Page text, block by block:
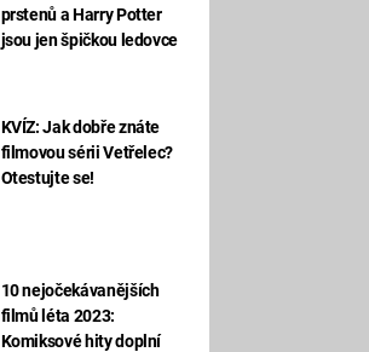
prstenů a Harry Potter
jsou jen špičkou ledovce
KVÍZ: Jak dobře znáte
filmovou sérii Vetřelec?
Otestujte se!
10 nejočekávanějších
filmů léta 2023:
Komiksové hity doplní